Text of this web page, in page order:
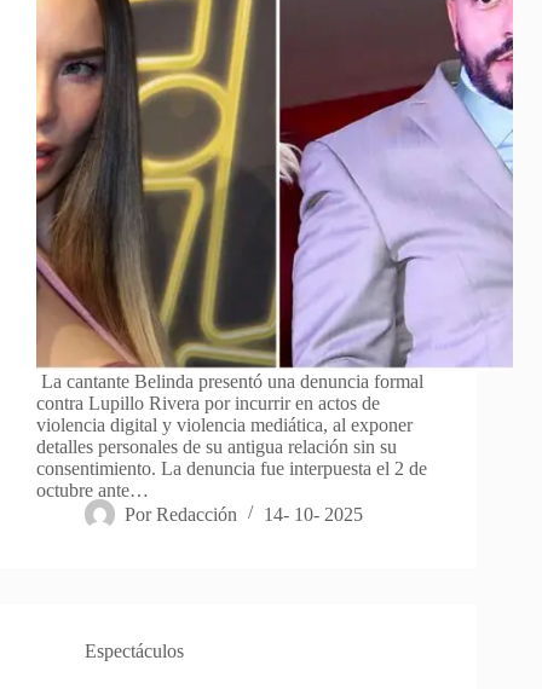
La cantante Belinda presentó una denuncia formal
contra Lupillo Rivera por incurrir en actos de
violencia digital y violencia mediática, al exponer
detalles personales de su antigua relación sin su
consentimiento. La denuncia fue interpuesta el 2 de
octubre ante…
Por Redacción 14- 10- 2025
Espectáculos